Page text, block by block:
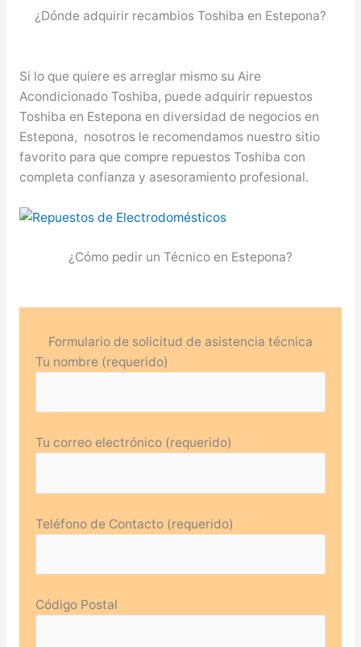
¿Dónde adquirir recambios Toshiba en Estepona?
Si lo que quiere es arreglar mismo su Aire
Acondicionado Toshiba, puede adquirir repuestos
Toshiba en Estepona en diversidad de negocios en
Estepona, nosotros le recomendamos nuestro sitio
favorito para que compre repuestos Toshiba con
completa confianza y asesoramiento profesional.
¿Cómo pedir un Técnico en Estepona?
Formulario de solicitud de asistencia técnica
Tu nombre (requerido)
Tu correo electrónico (requerido)
Teléfono de Contacto (requerido)
Código Postal